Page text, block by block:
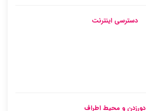
دسترسی اینترنت
دورزدن و محیط اطراف